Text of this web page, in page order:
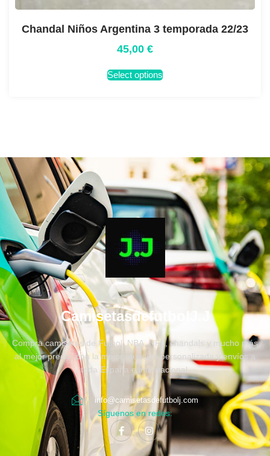
Chandal Niños Argentina 3 temporada 22/23
45,00 €
Select options
CamisetasdefutbolJ.J
Compra camisetas de Fútbol, NBA, NFL, chandals y mucho más
al mejor precio, con la mejor atención personalizada y envíos a
toda España e internacional.
info@camisetasdefutbolj.com
Síguenos en redes: